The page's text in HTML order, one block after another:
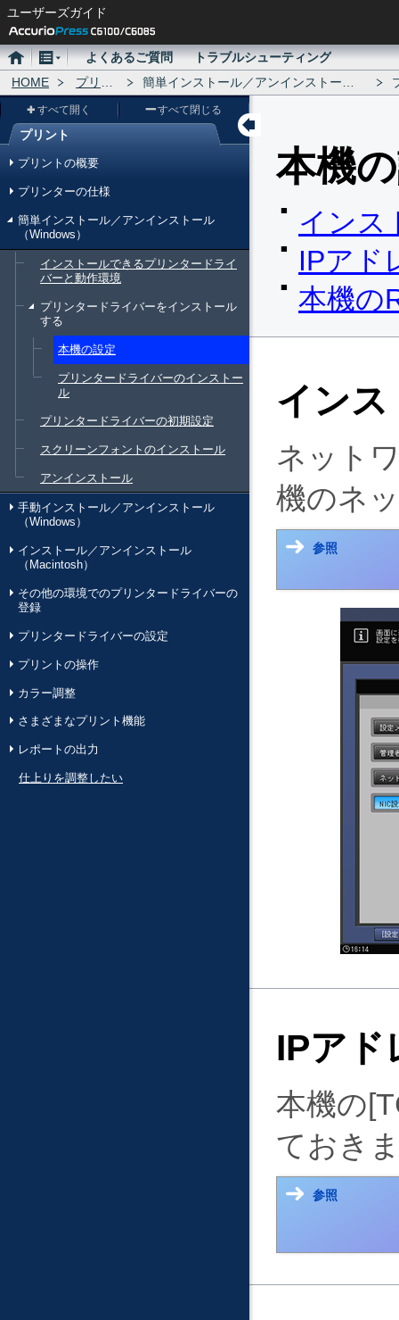
ユーザーズガイド
ホ
ー
メ
ニ
ュ
ー
よくあるご質問
トラブルシューティング
HOME
プリント 簡単インストール／アンインストール（Windows）
メ
ー
プリント
すべて開く すべて閉じる
プリントの概要
プリンターの仕様
簡単インストール／アンインストール
（Windows）
インストールできるプリンタードライ
バーと動作環境
プリンタードライバーをインストール
する
本機の設定
プリンタードライバーのインストー
ル
プリンタードライバーの初期設定
スクリーンフォントのインストール
アンインストール
手動インストール／アンインストール
（Windows）
インストール／アンインストール
（Macintosh）
その他の環境でのプリンタードライバーの
登録
プリンタードライバーの設定
プリントの操作
カラー調整
さまざまなプリント機能
レポートの出力
仕上りを調整したい
本機
インス
IPアド
本機の
インス
ネット
機のネ
参照
IPアド
本機の
ておき
参照